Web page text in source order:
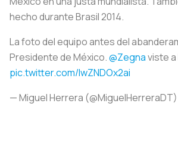
hecho durante Brasil 2014.
La foto del equipo antes del
Presidente de México.@Zegnaviste
pic.twitter.com/IwZNDOx2ai
— Miguel Herrera (@MiguelHerreraDT)